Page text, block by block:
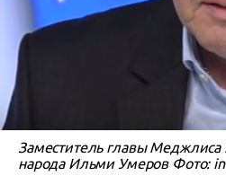
Заместитель главы Меджлиса
народа Ильми Умеров Фото: